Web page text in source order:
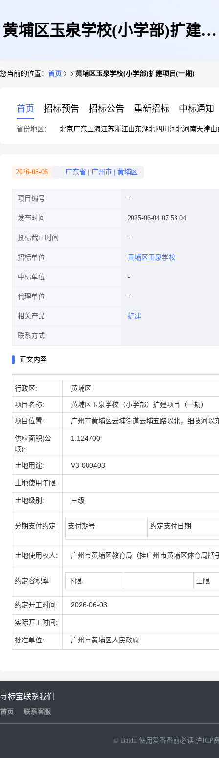
黄埔区玉泉学校(小学部)扩建项
您当前的位置： 首页 黄埔区玉泉学校(小学部)扩建项目(一期)
首页 招标预告 招标公告 重新招标 中标通知
省份地区： 北京广东 上海江苏浙江山东湖北四川 河北河南天津山
2026-08-06 广东省 广州市 黄埔区
项目编号
发布时间 2025-06-04 07:53:04
投标截止时间
招标单位 黄埔区玉泉学校
中标单位
代理单位
相关产品 扩建
联系方式
正文内容
行政区: 黄埔区
项目名称: 黄埔区玉泉学校（小学部）扩建项目（一期）
项目位置: 广州市黄埔区云埔街道云埔五路以北，细陂河以
供应面积(公
顷):
1.124700
土地用途: V3-080403
土地使用年限:
土地级别: 三级
分期支付约定 支付期号 约定支付日期
土地使用权人: 广州市黄埔区教育局（挂广州市黄埔区体育局牌
约定容积率: 下限: 上限:
约定开工时间: 2026-06-03
实际开工时间:
批准单位: 广州市黄埔区人民政府
寻标宝
首页
联系我们
联系客服
© Baidu 使用爱番番前必读 沪ICP